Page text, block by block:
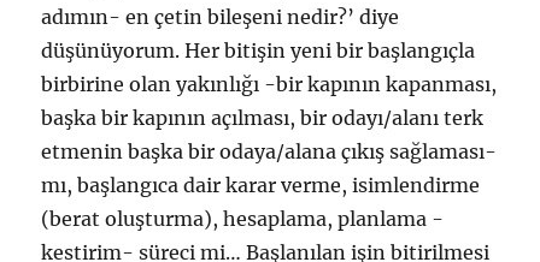
adımın- en çetin bileşeni nedir?’ diye
düşünüyorum. Her bitişin yeni bir başlangıçla
birbirine olan yakınlığı -bir kapının kapanması,
başka bir kapının açılması, bir odayı/alanı terk
etmenin başka bir odaya/alana çıkış sağlaması-
mı, başlangıca dair karar verme, isimlendirme
(berat oluşturma), hesaplama, planlama -
kestirim- süreci mi… Başlanılan işin bitirilmesi